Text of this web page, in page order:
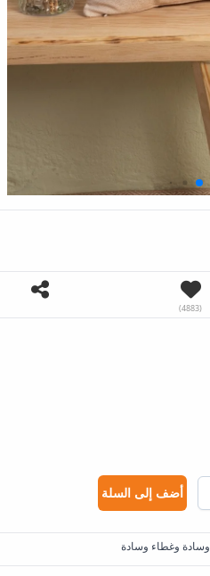
(4883)
أضف إلى السلة
وسادة وغطاء وسادة